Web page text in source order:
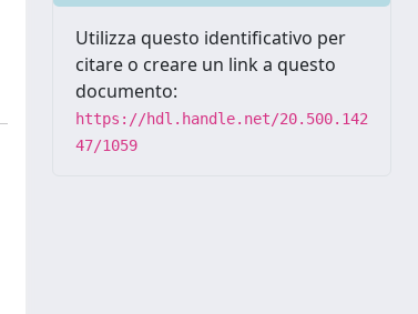
Utilizza questo identificativo per
citare o creare un link a questo
documento:
https://hdl.handle.net/20.500.142
47/1059